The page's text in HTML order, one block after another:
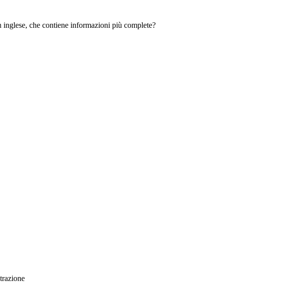
che contiene informazioni più complete?